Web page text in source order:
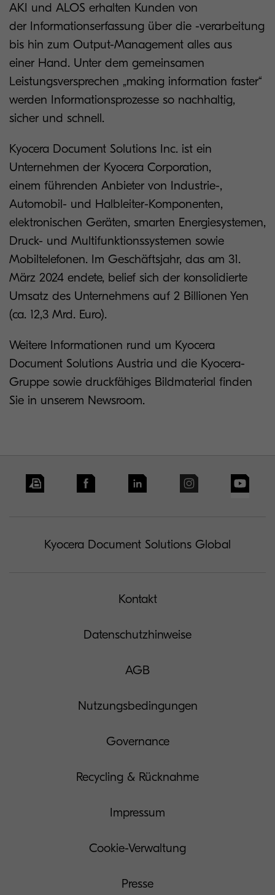
AKI und ALOS erhalten Kunden von
der Informationserfassung über die -verarbeitung
bis hin zum Output-Management alles aus
einer Hand. Unter dem gemeinsamen
Leistungsversprechen „making information faster“
werden Informationsprozesse so nachhaltig,
sicher und schnell.
Kyocera Document Solutions Inc. ist ein
Unternehmen der Kyocera Corporation,
einem führenden Anbieter von Industrie-,
Automobil- und Halbleiter-Komponenten,
elektronischen Geräten, smarten Energiesystemen,
Druck- und Multifunktionssystemen sowie
Mobiltelefonen. Im Geschäftsjahr, das am 31.
März 2024 endete, belief sich der konsolidierte
Umsatz des Unternehmens auf 2 Billionen Yen
(ca. 12,3 Mrd. Euro).
Weitere Informationen rund um Kyocera
Document Solutions Austria und die Kyocera-
Gruppe sowie druckfähiges Bildmaterial finden
Sie in unserem Newsroom.
Kyocera Document Solutions Global
Kontakt
Datenschutzhinweise
AGB
Nutzungsbedingungen
Governance
Recycling & Rücknahme
Impressum
Cookie-Verwaltung
Presse